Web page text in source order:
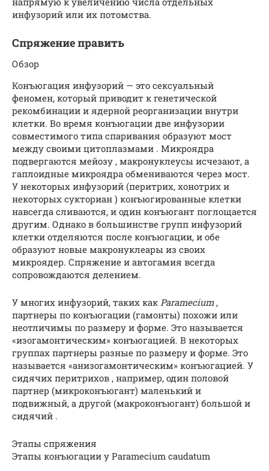
инфузорий или их потомства.
Спряжение править
Обзор
Конъюгация инфузорий — это сексуальный
феномен, который приводит к генетической
рекомбинации и ядерной реорганизации внутри
клетки. Во время конъюгации две инфузории
совместимого типа спаривания образуют мост
между своими цитоплазмами . Микроядра
подвергаются мейозу , макронуклеусы исчезают, а
гаплоидные микроядра обмениваются через мост.
У некоторых инфузорий (перитрих, хонотрих и
некоторых сукториан ) конъюгированные клетки
навсегда сливаются, и один конъюгант поглощается
другим. Однако в большинстве групп инфузорий
клетки отделяются после конъюгации, и обе
образуют новые макронуклеары из своих
микроядер. Спряжение и автогамия всегда
сопровождаются делением.
У многих инфузорий, таких как Paramecium ,
партнеры по конъюгации (гамонты) похожи или
неотличимы по размеру и форме. Это называется
«изогамонтическим» конъюгацией. В некоторых
группах партнеры разные по размеру и форме. Это
называется «анизогамонтическим» конъюгацией. У
сидячих перитрихов , например, один половой
партнер (микроконъюгант) маленький и
подвижный, а другой (макроконъюгант) большой и
сидячий .
Этапы спряжения
Этапы конъюгации у Paramecium caudatum